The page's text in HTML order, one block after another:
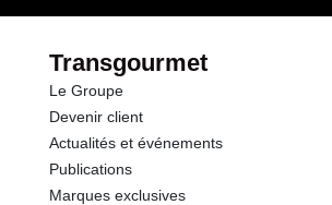
Transgourmet
Le Groupe
Devenir client
Actualités et événements
Publications
Marques exclusives